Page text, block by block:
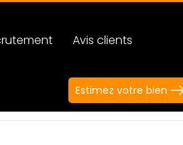
Avis clients
Estimez votre bien